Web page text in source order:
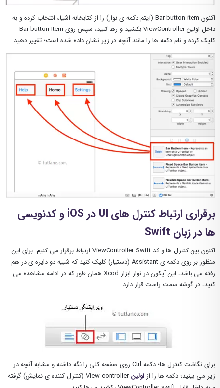
اکنون Bar button item (آیتم دکمه ی نوار) را از کتابخانه اشیاء انتخاب کرده و به
داخل اولین ViewController بکشید و رها کنید، سپس روی Bar button Item
کلیک کرده و نام دکمه ها را مانند آنچه در زیر نشان داده شده است؛ تغییر دهید.
برقراری ارتباط کنترل های UI در iOS و کدنویسی
ها در زبان Swift
اکنون بین کنترل ها و کد ViewController.Swift ارتباط برقرار می کنیم. برای این
منظور بر روی دکمه ی Assistant (دستیار) کلیک کنید که شبیه دو دایره ی در هم
رفته می باشد، این آیکون در نوار ابزار Xcod همان طور که در ادامه مشاهده می
کنید، در گوشه سمت راست قرار دارد.
برای نگاشت کنترل ها؛ دکمه Ctrl روی صفحه کلی را نگه داشته و مشابه آنچه در
زیر می بینید؛ دکمه ها را ازاولین
View controller (کنترل کننده ی نمایش) گرفته